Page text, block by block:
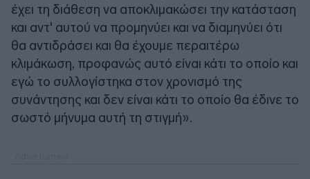
έχει τη διάθεση να αποκλιμακώσει την κατάσταση
και αντ' αυτού να προμηνύει και να διαμηνύει ότι
θα αντιδράσει και θα έχουμε περαιτέρω
κλιμάκωση, προφανώς αυτό είναι κάτι το οποίο και
εγώ το συλλογίστηκα στον χρονισμό της
συνάντησης και δεν είναι κάτι το οποίο θα έδινε το
σωστό μήνυμα αυτή τη στιγμή».